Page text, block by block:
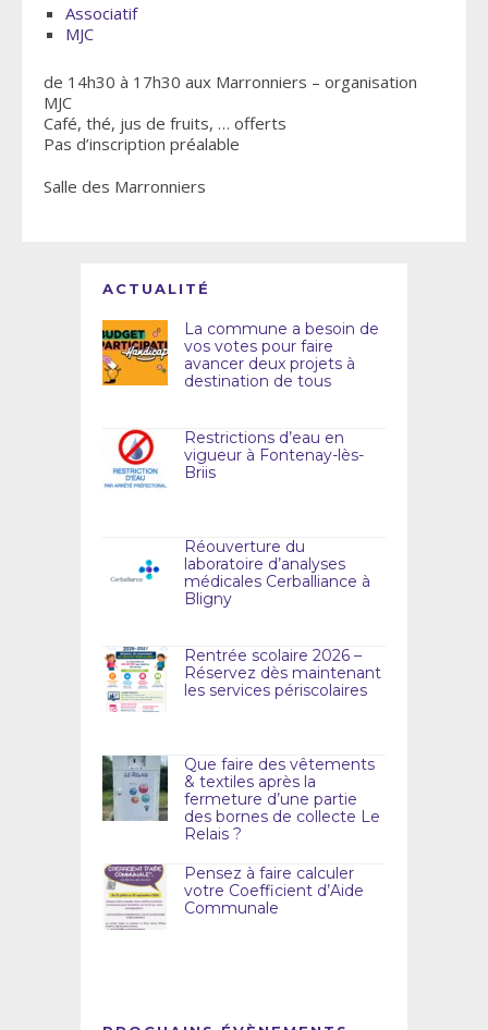
Associatif
MJC
de 14h30 à 17h30 aux Marronniers – organisation
MJC
Café, thé, jus de fruits, … offerts
Pas d’inscription préalable
Salle des Marronniers
ACTUALITÉ
La commune a besoin de
vos votes pour faire
avancer deux projets à
destination de tous
Restrictions d’eau en
vigueur à Fontenay-lès-
Briis
Réouverture du
laboratoire d’analyses
médicales Cerballiance à
Bligny
Rentrée scolaire 2026 –
Réservez dès maintenant
les services périscolaires
Que faire des vêtements
& textiles après la
fermeture d’une partie
des bornes de collecte Le
Relais ?
Pensez à faire calculer
votre Coefficient d’Aide
Communale